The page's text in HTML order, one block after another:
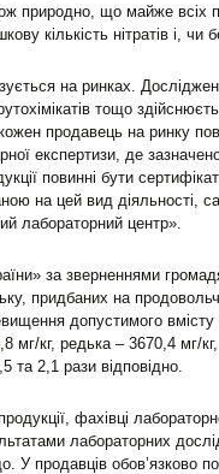
природно, що майже всіх
кількість нітратів і, чи
на ринках.
тощо
продавець на ринку
експертизи, де
повинні бути
на цей вид діяльності,
лабораторний центр».
за зверненнями
придбаних на
допустимого вмісту
мг/кг, редька – 3670,4 мг/
та 2,1 рази відповідно.
фахівці
лабораторних
У продавців обов’язково